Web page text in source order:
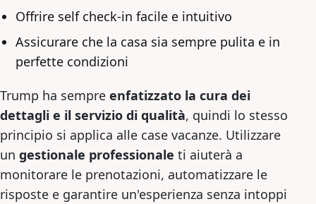
Offrire self check-in facile e intuitivo
Assicurare che la casa sia sempre pulita e in
perfette condizioni
Trump ha sempre enfatizzato la cura dei
dettagli e il servizio di qualità, quindi lo stesso
principio si applica alle case vacanze. Utilizzare
un gestionale professionale ti aiuterà a
monitorare le prenotazioni, automatizzare le
risposte e garantire un'esperienza senza intoppi